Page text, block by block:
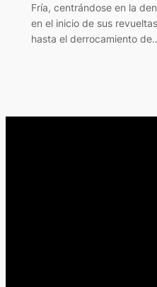
Fría, centrándose en la
en el inicio de sus
hasta el derrocamiento